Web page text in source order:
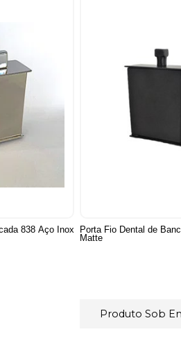
838 Aço Inox
Porta Fio Dental de
Matte
Produto Sob